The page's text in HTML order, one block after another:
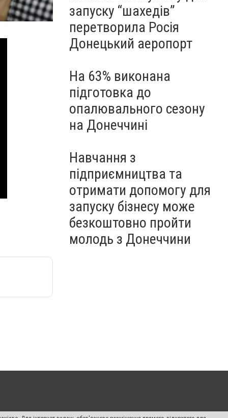
запуску “шахедів”
перетворила Росія
Донецький аеропорт
На 63% виконана
підготовка до
опалювального сезону
на Донеччині
Навчання з
підприємництва та
отримати допомогу для
запуску бізнесу може
безкоштовно пройти
молодь з Донеччини